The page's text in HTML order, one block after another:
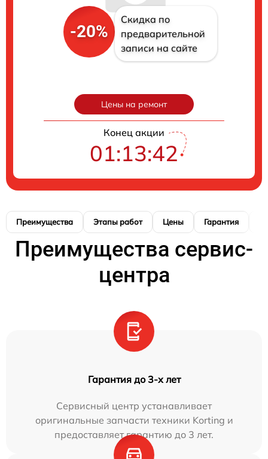
-20%
Скидка по
предварительной
записи на сайте
Цены на ремонт
Конец акции
01:13:41
Преимущества Этапы работ Цены Гарантия
Преимущества сервис-
центра
Гарантия до 3-х лет
Сервисный центр устанавливает
оригинальные запчасти техники Korting и
предоставляет гарантию до 3 лет.